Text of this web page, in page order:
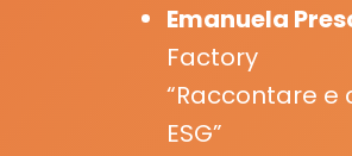
Emanuela
Factory
“Raccontare
ESG”